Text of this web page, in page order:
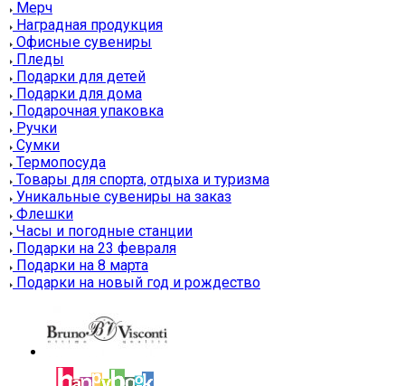
Мерч
Наградная продукция
Офисные сувениры
Пледы
Подарки для детей
Подарки для дома
Подарочная упаковка
Ручки
Сумки
Термопосуда
Товары для спорта, отдыха и туризма
Уникальные сувениры на заказ
Флешки
Часы и погодные станции
Подарки на 23 февраля
Подарки на 8 марта
Подарки на новый год и рождество